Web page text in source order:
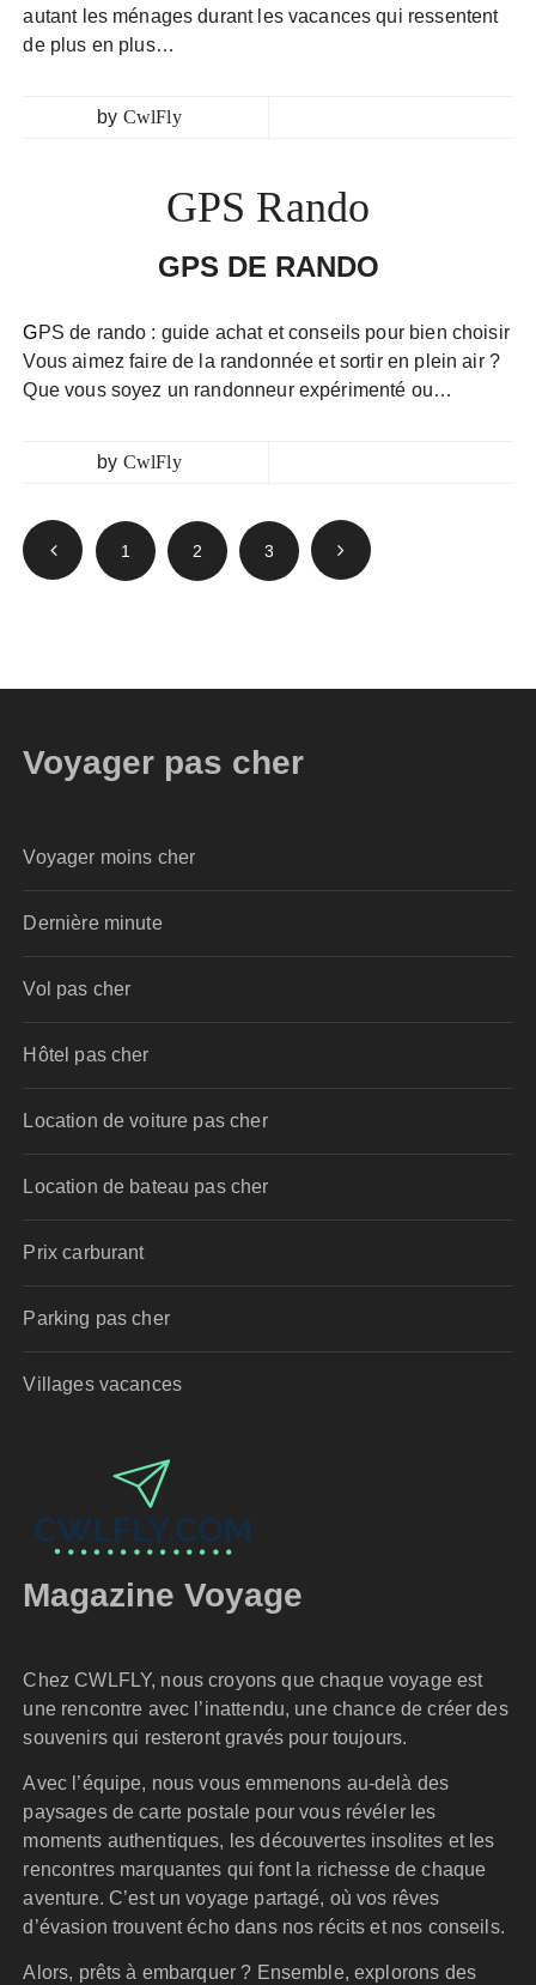
autant les ménages durant les vacances qui ressentent
de plus en plus…
by CwlFly
GPS Rando
GPS DE RANDO
GPS de rando : guide achat et conseils pour bien choisir
Vous aimez faire de la randonnée et sortir en plein air ?
Que vous soyez un randonneur expérimenté ou…
by CwlFly
Pagination
des
1 2 3
Voyager pas cher
Voyager moins cher
Dernière minute
Vol pas cher
Hôtel pas cher
Location de voiture pas cher
Location de bateau pas cher
Prix carburant
Parking pas cher
Villages vacances
Magazine Voyage
Chez CWLFLY, nous croyons que chaque voyage est
une rencontre avec l’inattendu, une chance de créer des
souvenirs qui resteront gravés pour toujours.
Avec l’équipe, nous vous emmenons au-delà des
paysages de carte postale pour vous révéler les
moments authentiques, les découvertes insolites et les
rencontres marquantes qui font la richesse de chaque
aventure. C’est un voyage partagé, où vos rêves
d’évasion trouvent écho dans nos récits et nos conseils.
Alors, prêts à embarquer ? Ensemble, explorons des